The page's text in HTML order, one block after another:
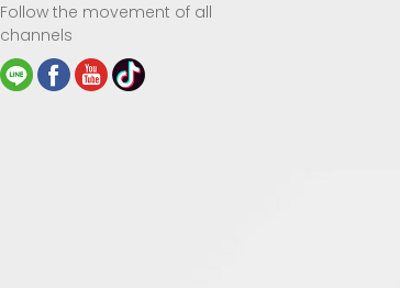
Follow the movement of all
channels